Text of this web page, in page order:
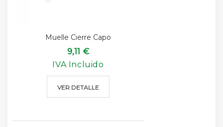
Muelle Cierre Capo
9,11 €
IVA Incluido
VER DETALLE